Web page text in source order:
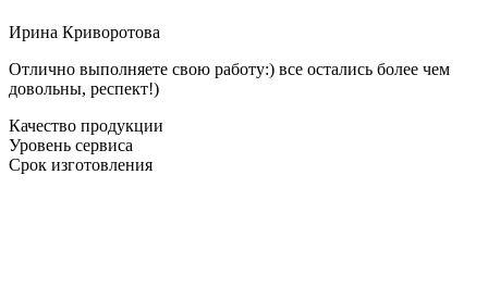
Ирина Криворотова
Отлично выполняете свою работу:) все остались более чем
довольны, респект!)
Качество продукции
Уровень сервиса
Срок изготовления